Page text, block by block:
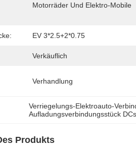
Motorräder Und Elektro-Mobile
EV 3*2.5+2*0.75
Verkäuflich
Verhandlung
Verriegelungs-Elektroauto-
Aufladungsverbindungsstück
Produkts